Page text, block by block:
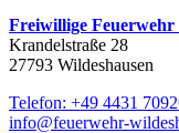
Freiwillige Feuerwehr
Krandelstraße 28
27793 Wildeshausen
Telefon: +49 4431
info@feuerwehr-